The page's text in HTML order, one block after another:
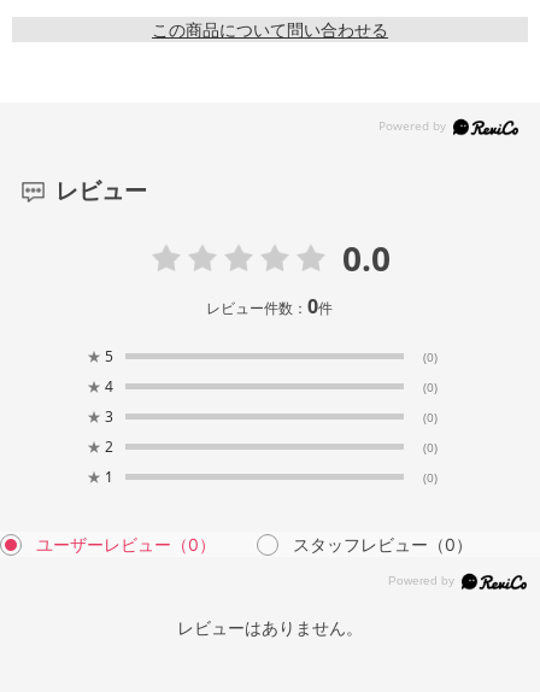
この商品について問い合わせる
レビュー
0.0
レビュー件数：0件
★ 5 (0)
★ 4 (0)
★ 3 (0)
★ 2 (0)
★ 1 (0)
ユーザーレビュー （0） スタッフレビュー （0）
レビューはありません。